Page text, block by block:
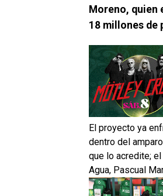
Moreno, quien
18 millones de
El proyecto ya
dentro del
que lo acredite;
Agua, Pascual